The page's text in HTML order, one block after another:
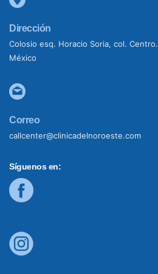
Dirección
Colosio esq. Horacio Soria, col.
México
Correo
callcenter@clinicadelnoroeste.com
Síguenos en: